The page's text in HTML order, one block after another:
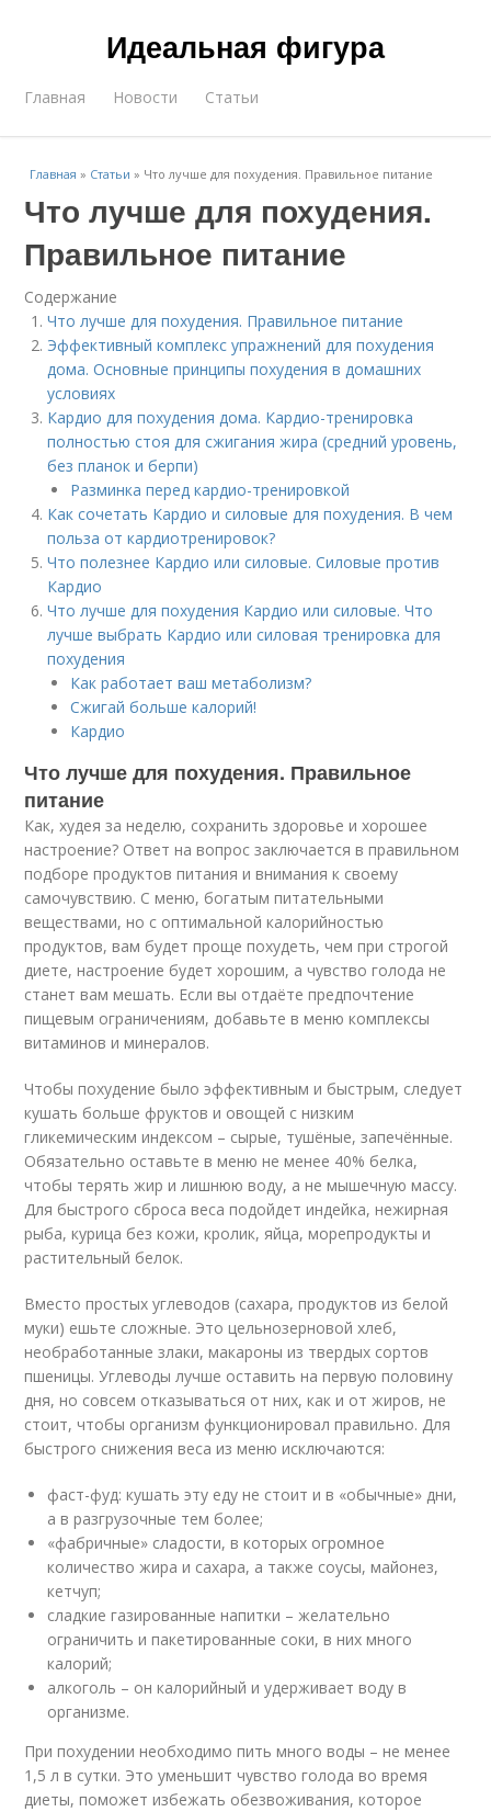
Идеальная фигура
Главная Новости Статьи
Главная » Статьи » Что лучше для похудения. Правильное питание
Что лучше для похудения.
Правильное питание
Содержание
Что лучше для похудения. Правильное питание
Эффективный комплекс упражнений для похудения
дома. Основные принципы похудения в домашних
условиях
Кардио для похудения дома. Кардио-тренировка
полностью стоя для сжигания жира (средний уровень,
без планок и берпи)
Разминка перед кардио-тренировкой
Как сочетать Кардио и силовые для похудения. В чем
польза от кардиотренировок?
Что полезнее Кардио или силовые. Силовые против
Кардио
Что лучше для похудения Кардио или силовые. Что
лучше выбрать Кардио или силовая тренировка для
похудения
Как работает ваш метаболизм?
Сжигай больше калорий!
Кардио
Что лучше для похудения. Правильное
питание
Как, худея за неделю, сохранить здоровье и хорошее
настроение? Ответ на вопрос заключается в правильном
подборе продуктов питания и внимания к своему
самочувствию. С меню, богатым питательными
веществами, но с оптимальной калорийностью
продуктов, вам будет проще похудеть, чем при строгой
диете, настроение будет хорошим, а чувство голода не
станет вам мешать. Если вы отдаёте предпочтение
пищевым ограничениям, добавьте в меню комплексы
витаминов и минералов.
Чтобы похудение было эффективным и быстрым, следует
кушать больше фруктов и овощей с низким
гликемическим индексом – сырые, тушёные, запечённые.
Обязательно оставьте в меню не менее 40% белка,
чтобы терять жир и лишнюю воду, а не мышечную массу.
Для быстрого сброса веса подойдет индейка, нежирная
рыба, курица без кожи, кролик, яйца, морепродукты и
растительный белок.
Вместо простых углеводов (сахара, продуктов из белой
муки) ешьте сложные. Это цельнозерновой хлеб,
необработанные злаки, макароны из твердых сортов
пшеницы. Углеводы лучше оставить на первую половину
дня, но совсем отказываться от них, как и от жиров, не
стоит, чтобы организм функционировал правильно. Для
быстрого снижения веса из меню исключаются:
фаст-фуд: кушать эту еду не стоит и в «обычные» дни,
а в разгрузочные тем более;
«фабричные» сладости, в которых огромное
количество жира и сахара, а также соусы, майонез,
кетчуп;
сладкие газированные напитки – желательно
ограничить и пакетированные соки, в них много
калорий;
алкоголь – он калорийный и удерживает воду в
организме.
При похудении необходимо пить много воды – не менее
1,5 л в сутки. Это уменьшит чувство голода во время
диеты, поможет избежать обезвоживания, которое